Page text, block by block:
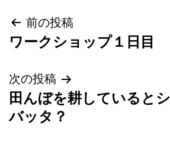
投
稿
ナ
ビ
前の投稿
ワークショップ１日目
次の投稿
田んぼを耕していると
バッタ？